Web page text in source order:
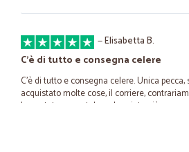
—Elisabetta B.
C'è di tutto e consegna celere
C'è di tutto e consegna celere. Unica
acquistato molte cose, il corriere,
ha portato su scatolone. Lasciato giù senza